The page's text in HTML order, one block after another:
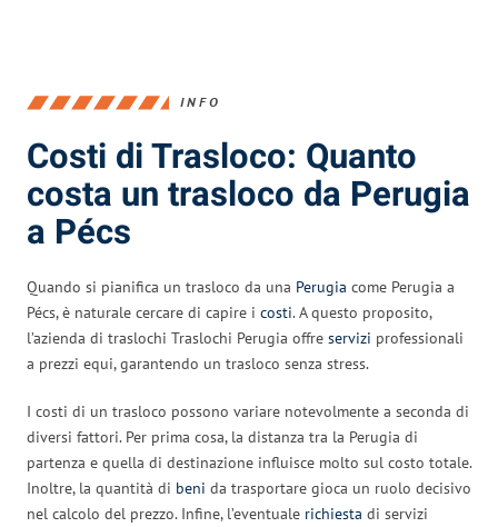
INFO
Costi di Trasloco: Quanto
costa un trasloco da Perugia
a Pécs
Quando si pianifica un trasloco da una Perugia come Perugia a
Pécs, è naturale cercare di capire i costi. A questo proposito,
l’azienda di traslochi Traslochi Perugia offre servizi professionali
a prezzi equi, garantendo un trasloco senza stress.
I costi di un trasloco possono variare notevolmente a seconda di
diversi fattori. Per prima cosa, la distanza tra la Perugia di
partenza e quella di destinazione influisce molto sul costo totale.
Inoltre, la quantità di beni da trasportare gioca un ruolo decisivo
nel calcolo del prezzo. Infine, l’eventuale richiesta di servizi